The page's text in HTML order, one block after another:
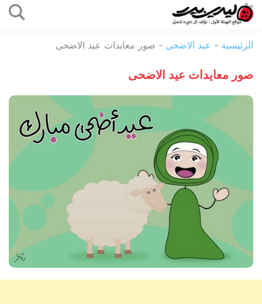
المحتوى
بيرد
الرئيسية - عيد الاضحى - صور معايدات عيد الاضحى
صور معايدات عيد الاضحى